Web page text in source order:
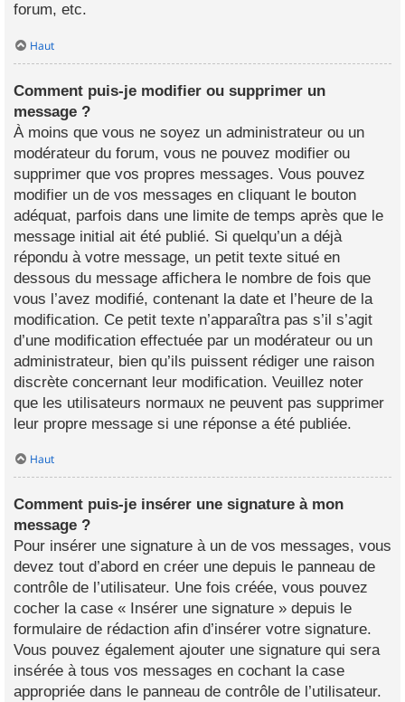
forum, etc.
Haut
Comment puis-je modifier ou supprimer un
message ?
À moins que vous ne soyez un administrateur ou un
modérateur du forum, vous ne pouvez modifier ou
supprimer que vos propres messages. Vous pouvez
modifier un de vos messages en cliquant le bouton
adéquat, parfois dans une limite de temps après que le
message initial ait été publié. Si quelqu’un a déjà
répondu à votre message, un petit texte situé en
dessous du message affichera le nombre de fois que
vous l’avez modifié, contenant la date et l’heure de la
modification. Ce petit texte n’apparaîtra pas s’il s’agit
d’une modification effectuée par un modérateur ou un
administrateur, bien qu’ils puissent rédiger une raison
discrète concernant leur modification. Veuillez noter
que les utilisateurs normaux ne peuvent pas supprimer
leur propre message si une réponse a été publiée.
Haut
Comment puis-je insérer une signature à mon
message ?
Pour insérer une signature à un de vos messages, vous
devez tout d’abord en créer une depuis le panneau de
contrôle de l’utilisateur. Une fois créée, vous pouvez
cocher la case « Insérer une signature » depuis le
formulaire de rédaction afin d’insérer votre signature.
Vous pouvez également ajouter une signature qui sera
insérée à tous vos messages en cochant la case
appropriée dans le panneau de contrôle de l’utilisateur.